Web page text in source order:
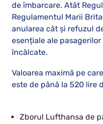
de îmbarcare. Atât
Regulamentul Marii
anularea cât și refuzul
esențiale ale
încălcate.
Valoarea maximă pe
este de până la 520 lire
Zborul Lufthansa de